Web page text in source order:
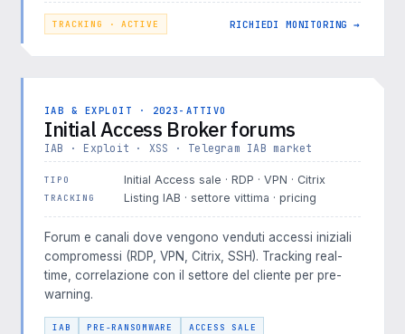
TRACKING · ACTIVE RICHIEDI MONITORING →
IAB & EXPLOIT · 2023-ATTIVO
Initial Access Broker forums
IAB · Exploit · XSS · Telegram IAB market
TIPO Initial Access sale · RDP · VPN · Citrix
TRACKING Listing IAB · settore vittima · pricing
Forum e canali dove vengono venduti accessi iniziali
compromessi (RDP, VPN, Citrix, SSH). Tracking real-
time, correlazione con il settore del cliente per pre-
warning.
IAB PRE-RANSOMWARE
ACCESS SALE